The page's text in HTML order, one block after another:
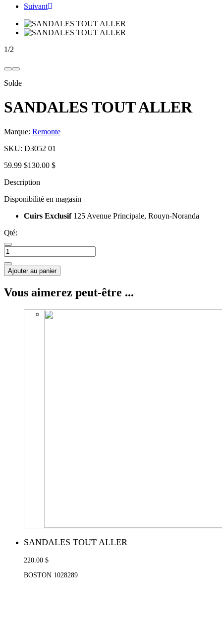
Suivant
1/2
Solde
SANDALES TOUT ALLER
Marque: Remonte
SKU: D3052 01
59.99 $130.00 $
Description
Disponibilité en magasin
Cuirs Exclusif 125 Avenue Principale, Rouyn-Noranda
Qté:
Ajouter au panier
Vous aimerez peut-être ...
SANDALES TOUT ALLER
220.00 $
BOSTON 1028289